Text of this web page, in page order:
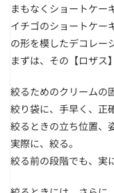
まもなくショートケー
イチゴのショートケー
の形を模したデコレー
まずは、その【ロザス
絞るためのクリームの
絞り袋に、手早く、正
絞るときの立ち位置、
実際に、絞る。
絞る前の段階でも、実